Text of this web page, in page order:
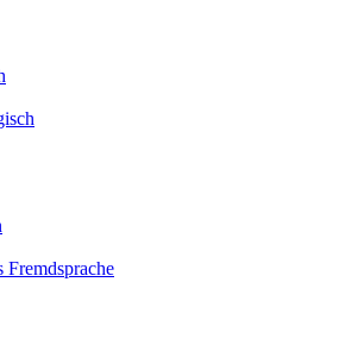
Fremdsprache